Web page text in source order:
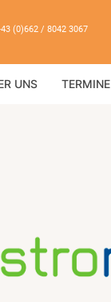
(0)662 / 8042 3067
UNS TERMINE